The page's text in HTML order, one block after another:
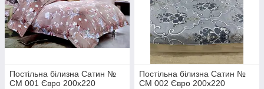
Постільна білизна Сатин №
СМ 001 Євро 200х220
Постільна білизна Сатин №
СМ 002 Євро 200х220